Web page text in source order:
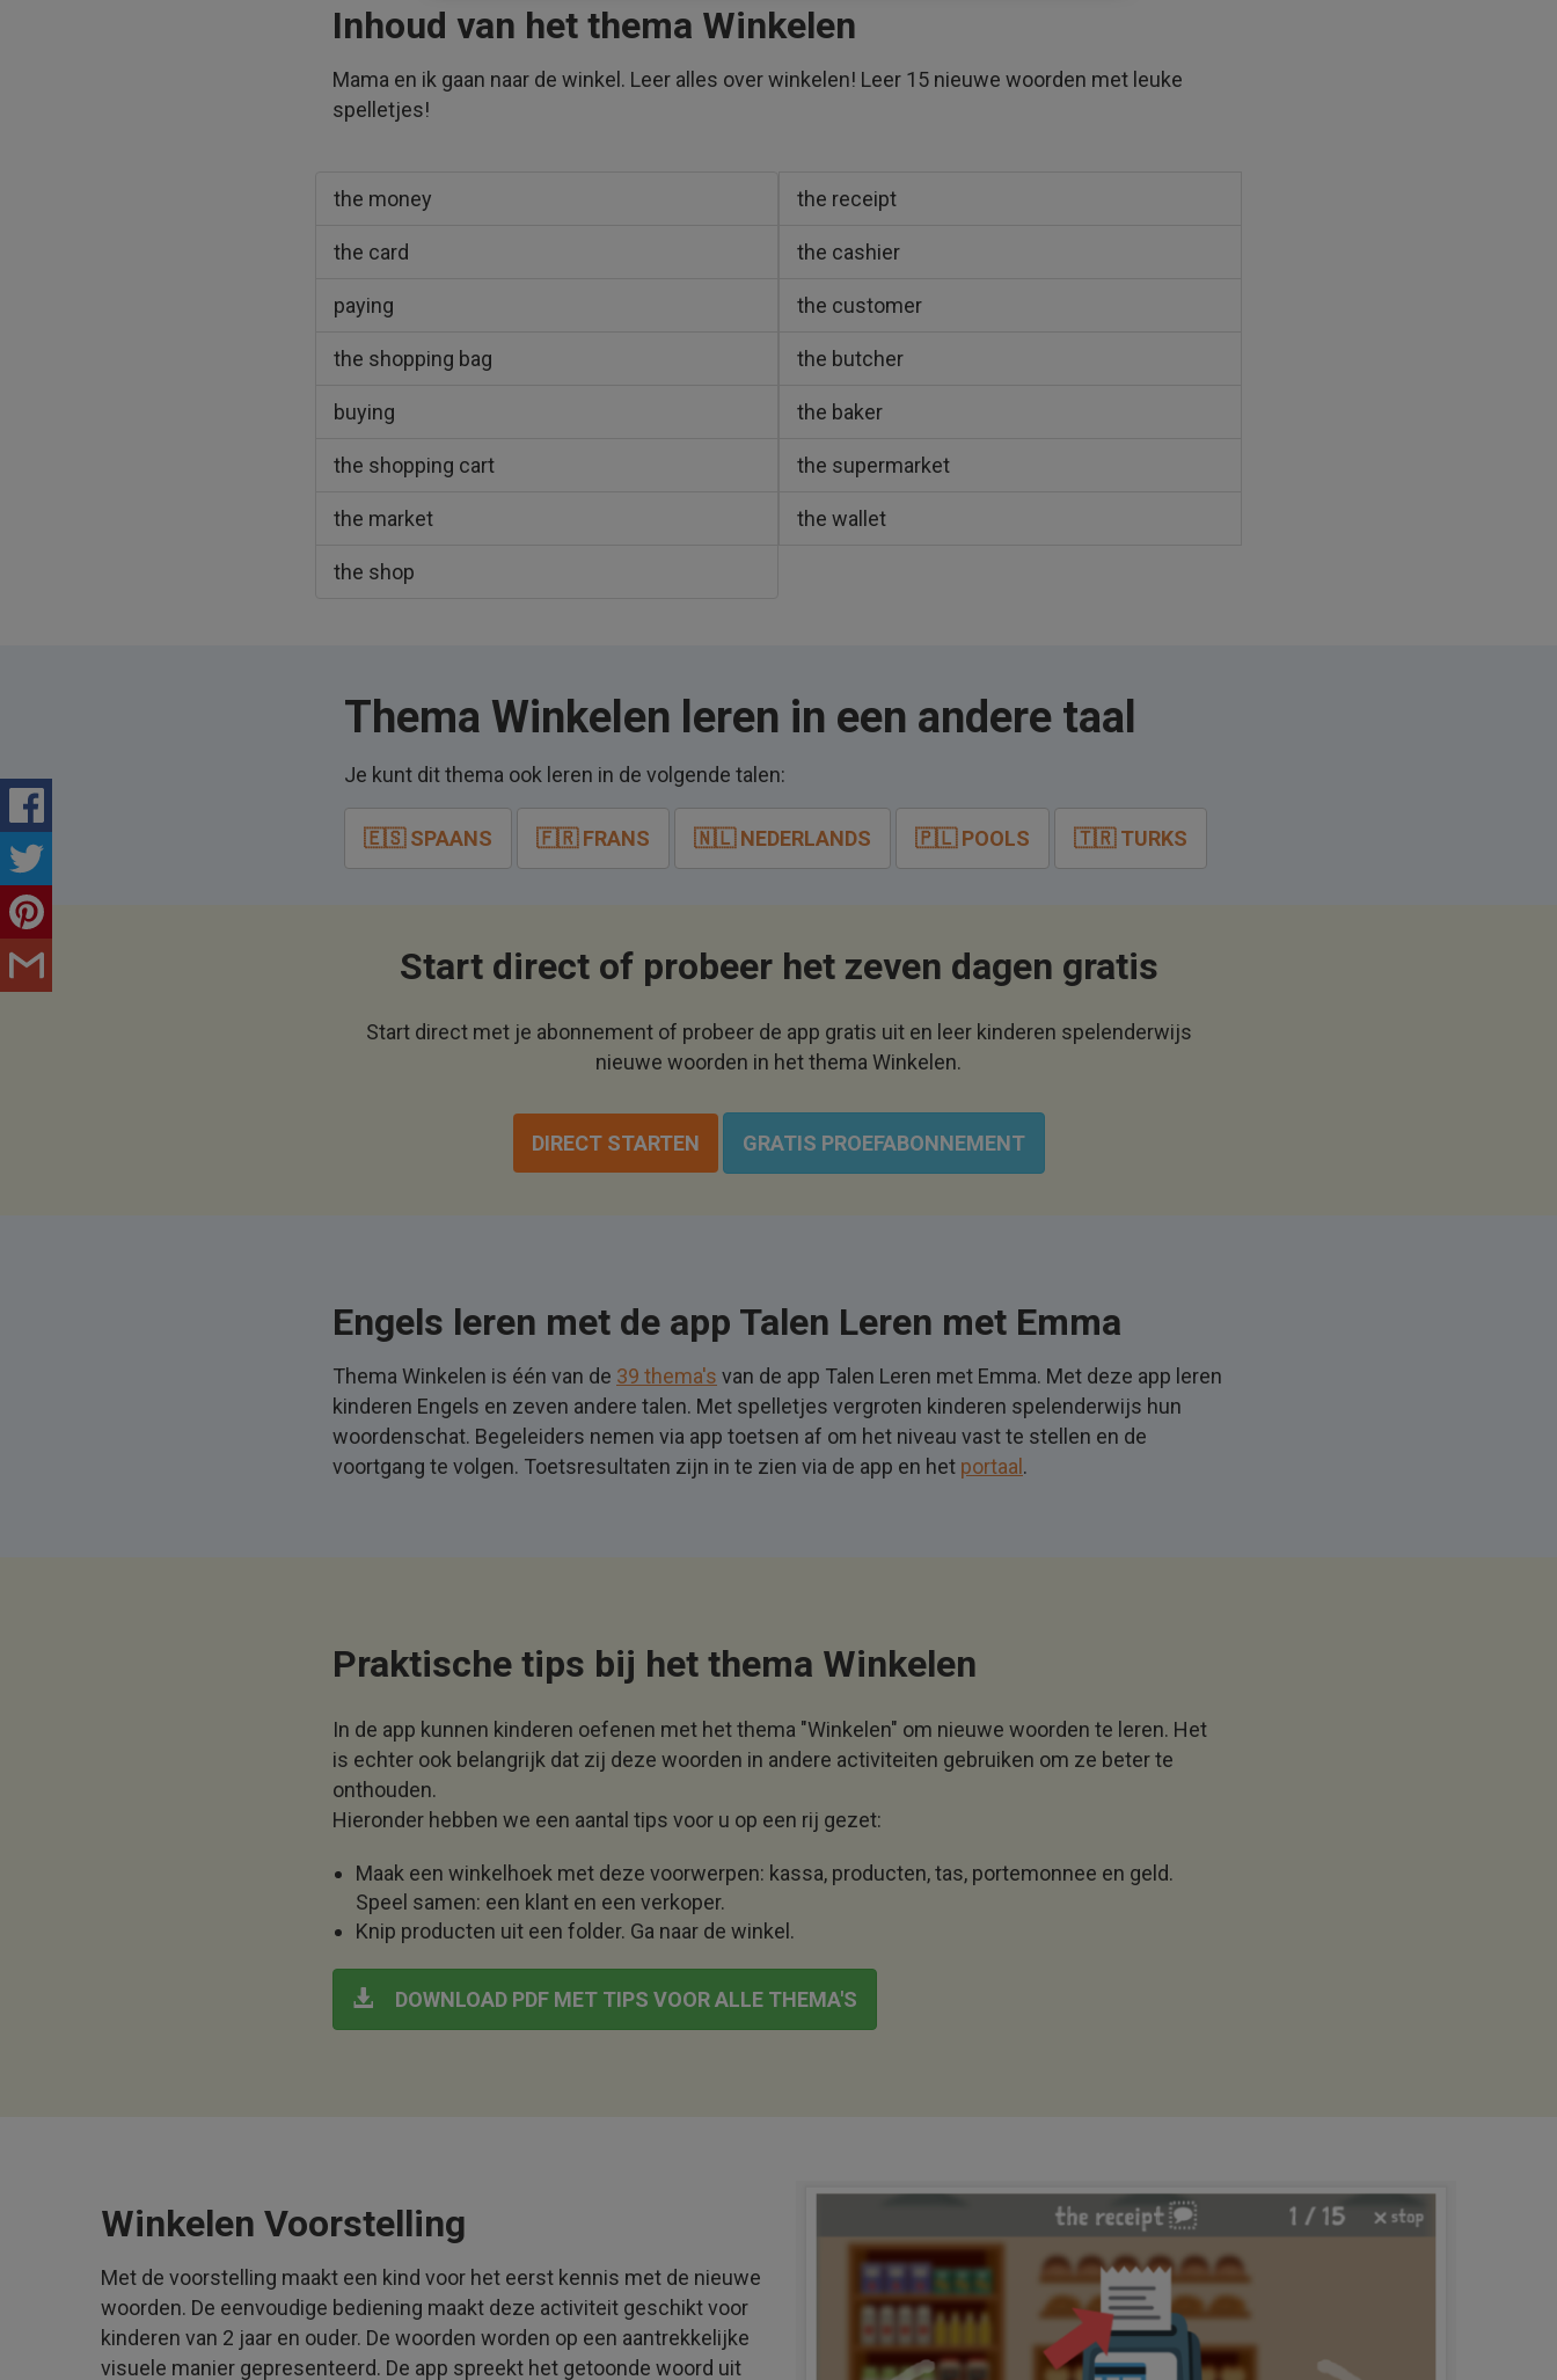
Inhoud van het thema Winkelen
Mama en ik gaan naar de winkel. Leer alles over winkelen! Leer 15 nieuwe woorden met leuke
spelletjes!
the money the receipt
the card the cashier
paying the customer
the shopping bag the butcher
buying the baker
the shopping cart the supermarket
the market the wallet
the shop
Thema Winkelen leren in een andere taal
Je kunt dit thema ook leren in de volgende talen:
🇪🇸 SPAANS 🇫🇷 FRANS 🇳🇱 NEDERLANDS 🇵🇱 POOLS 🇹🇷 TURKS
Start direct of probeer het zeven dagen gratis
Start direct met je abonnement of probeer de app gratis uit en leer kinderen spelenderwijs
nieuwe woorden in het thema Winkelen.
DIRECT STARTEN GRATIS PROEFABONNEMENT
Engels leren met de app Talen Leren met Emma
Thema Winkelen is één van de 39 thema's van de app Talen Leren met Emma. Met deze app leren
kinderen Engels en zeven andere talen. Met spelletjes vergroten kinderen spelenderwijs hun
woordenschat. Begeleiders nemen via app toetsen af om het niveau vast te stellen en de
voortgang te volgen. Toetsresultaten zijn in te zien via de app en het portaal .
Praktische tips bij het thema Winkelen
In de app kunnen kinderen oefenen met het thema "Winkelen" om nieuwe woorden te leren. Het
is echter ook belangrijk dat zij deze woorden in andere activiteiten gebruiken om ze beter te
onthouden.
Hieronder hebben we een aantal tips voor u op een rij gezet:
Maak een winkelhoek met deze voorwerpen: kassa, producten, tas, portemonnee en geld.
Speel samen: een klant en een verkoper.
Knip producten uit een folder. Ga naar de winkel.
DOWNLOAD PDF MET TIPS VOOR ALLE THEMA'S
Winkelen Voorstelling
Met de voorstelling maakt een kind voor het eerst kennis met de nieuwe
woorden. De eenvoudige bediening maakt deze activiteit geschikt voor
kinderen van 2 jaar en ouder. De woorden worden op een aantrekkelijke
visuele manier gepresenteerd. De app spreekt het getoonde woord uit